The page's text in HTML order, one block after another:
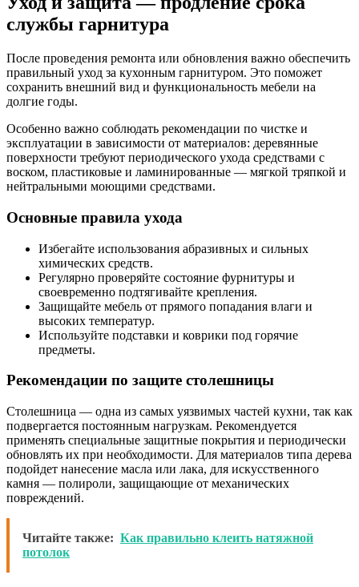
службы гарнитура
После проведения ремонта или обновления важно обеспечить
правильный уход за кухонным гарнитуром. Это поможет
сохранить внешний вид и функциональность мебели на
долгие годы.
Особенно важно соблюдать рекомендации по чистке и
эксплуатации в зависимости от материалов: деревянные
поверхности требуют периодического ухода средствами с
воском, пластиковые и ламинированные — мягкой тряпкой и
нейтральными моющими средствами.
Основные правила ухода
Избегайте использования абразивных и сильных
химических средств.
Регулярно проверяйте состояние фурнитуры и
своевременно подтягивайте крепления.
Защищайте мебель от прямого попадания влаги и
высоких температур.
Используйте подставки и коврики под горячие
предметы.
Рекомендации по защите столешницы
Столешница — одна из самых уязвимых частей кухни, так как
подвергается постоянным нагрузкам. Рекомендуется
применять специальные защитные покрытия и периодически
обновлять их при необходимости. Для материалов типа дерева
подойдет нанесение масла или лака, для искусственного
камня — полироли, защищающие от механических
повреждений.
Читайте также: Как правильно клеить натяжной
потолок